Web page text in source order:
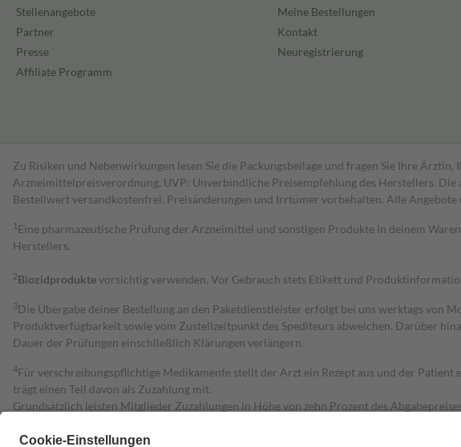
Stellenangebote
Partner
Presse
Affiliate Programm
Meine Bestellungen
Kontakt
Neuregistrierung
Zu Risiken und Nebenwirkungen lesen Sie die Packungsbeilage und fragen Sie Ihre
Arzneimittelpreisverordnung. UVP: Unverbindliche Preisempfehlung des Herstellers. Die
Bestell­wert versand­kosten­frei. Preisänderungen und Irrtümer vorbehalten. Alle
1 Eine pharmazeutische Prüfung der Arzneimittel und sonstigen Produkte in deinem
Herstellers.
2Biozidproduktevorsichtig verwenden. Vor Gebrauch stets Etikett und
3Die Übergabe deiner Bestellung an den Paketdienstleister erfolgt bei uns werktags von
Produktverfügbarkeit sowie vom Zustellzeitpunkt des Spediteurs abweichen. Darüber
Dauer der Prüfungen einschließlich Klärungen verlängern.
4Für verschreibungspflichtige Medikamente stellt der Arzt ein Rezept aus und der
trägt einen Teil davon als Zuzahlung mit.
Grundsätzlich leisten Mitglieder Zuzahlungen in Höhe von zehn Prozent des
Diese Regeln gelten grundsätzlich auch für Online-Apotheken.